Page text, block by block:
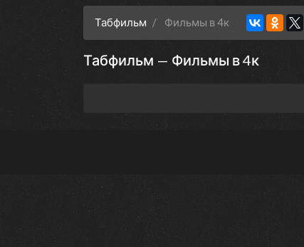
Табфильм Фильмы в 4к
Табфильм — Фильмы в 4к